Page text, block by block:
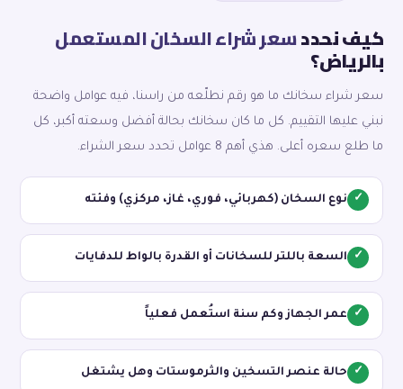
كيف نحددسعر شراء السخان المستعمل
بالرياض؟
سعر شراء سخانك ما هو رقم نطلّعه من راسنا، فيه عوامل واضحة
نبني عليها التقييم. كل ما كان سخانك بحالة أفضل وسعته أكبر، كل
ما طلع سعره أعلى. هذي أهم 8 عوامل تحدد سعر الشراء.
✓ نوع السخان (كهربائي، فوري، غاز، مركزي) وفئته
✓ السعة باللتر للسخانات أو القدرة بالواط للدفايات
✓ عمر الجهاز وكم سنة استُعمل فعلياً
✓ حالة عنصر التسخين والثرموستات وهل يشتغل